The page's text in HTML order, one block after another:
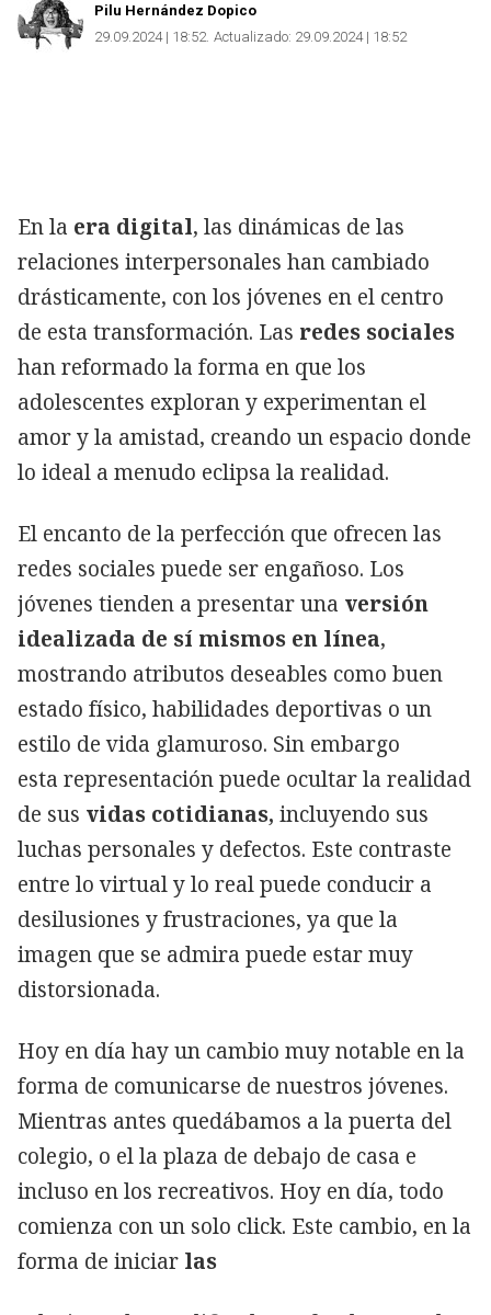
Pilu Hernández Dopico
29.09.2024 | 18:52 Actualizado: 29.09.2024 | 18:52
En la era digital, las dinámicas de las
relaciones interpersonales han cambiado
drásticamente, con los jóvenes en el centro
de esta transformación. Las redes sociales
han reformado la forma en que los
adolescentes exploran y experimentan el
amor y la amistad, creando un espacio donde
lo ideal a menudo eclipsa la realidad.
El encanto de la perfección que ofrecen las
redes sociales puede ser engañoso. Los
jóvenes tienden a presentar una versión
idealizada de sí mismos en línea,
mostrando atributos deseables como buen
estado físico, habilidades deportivas o un
estilo de vida glamuroso. Sin embargo
esta representación puede ocultar la realidad
de sus vidas cotidianas, incluyendo sus
luchas personales y defectos. Este contraste
entre lo virtual y lo real puede conducir a
desilusiones y frustraciones, ya que la
imagen que se admira puede estar muy
distorsionada.
Hoy en día hay un cambio muy notable en la
forma de comunicarse de nuestros jóvenes.
Mientras antes quedábamos a la puerta del
colegio, o el la plaza de debajo de casa e
incluso en los recreativos. Hoy en día, todo
comienza con un solo click. Este cambio, en la
forma de iniciar las